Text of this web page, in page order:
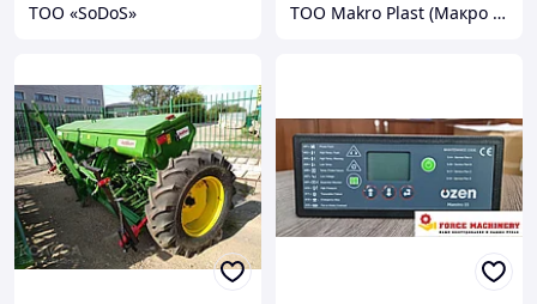
ТОО «SoDoS» ТОО Makro Plast (Макро Пласт)